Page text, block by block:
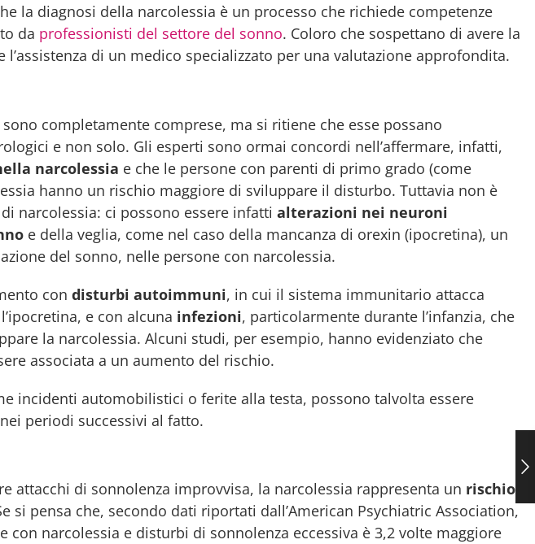
la diagnosi della narcolessia è un processo che richiede competenze
da professionisti del settore del sonno. Coloro che sospettano di avere la
di un medico specializzato per una valutazione approfondita.
completamente comprese, ma si ritiene che esse possano
e non solo. Gli esperti sono ormai concordi nell’affermare, infatti,
narcolessia e che le persone con parenti di primo grado (come
hanno un rischio maggiore di sviluppare il disturbo. Tuttavia non è
narcolessia: ci possono essere infatti alterazioni nei neuroni
e della veglia, come nel caso della mancanza di orexin (ipocretina), un
del sonno, nelle persone con narcolessia.
con disturbi autoimmuni, in cui il sistema immunitario attacca
e con alcuna infezioni, particolarmente durante l’infanzia, che
la narcolessia. Alcuni studi, per esempio, hanno evidenziato che
associata a un aumento del rischio.
incidenti automobilistici o ferite alla testa, possono talvolta essere
periodi successivi al fatto.
attacchi di sonnolenza improvvisa, la narcolessia rappresenta un rischio
si pensa che, secondo dati riportati dall’American Psychiatric Association,
narcolessia e disturbi di sonnolenza eccessiva è 3,2 volte maggiore